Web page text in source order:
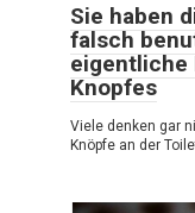
Sie haben
falsch
eigentliche
Knopfes
Viele denken gar
Knöpfe an der